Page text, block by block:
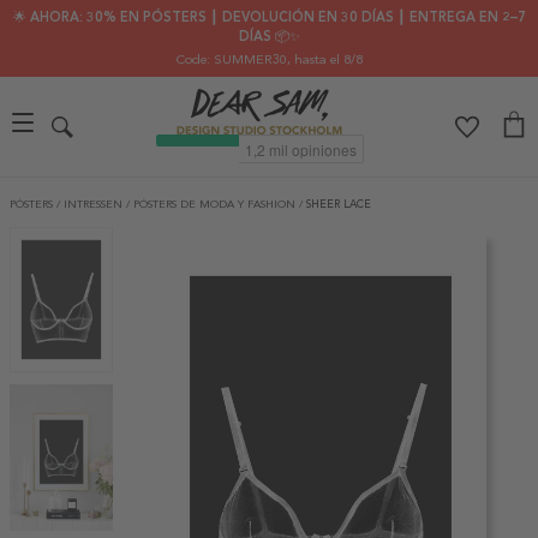
🌟 AHORA: 30% EN PÓSTERS ┃ DEVOLUCIÓN EN 30 DÍAS ┃ ENTREGA EN 2–7
DÍAS 📦✨
Code: SUMMER30, hasta el 8/8
PÓSTERS / INTRESSEN / PÓSTERS DE MODA Y FASHION / SHEER LACE